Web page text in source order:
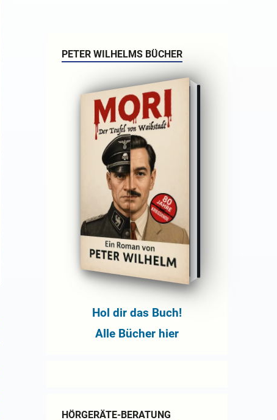
PETER WILHELMS BÜCHER
Hol dir das Buch!
Alle Bücher hier
HÖRGERÄTE-BERATUNG